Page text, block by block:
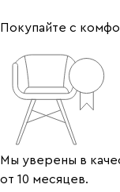
Покупайте с
Мы уверены в
от 10 месяцев.